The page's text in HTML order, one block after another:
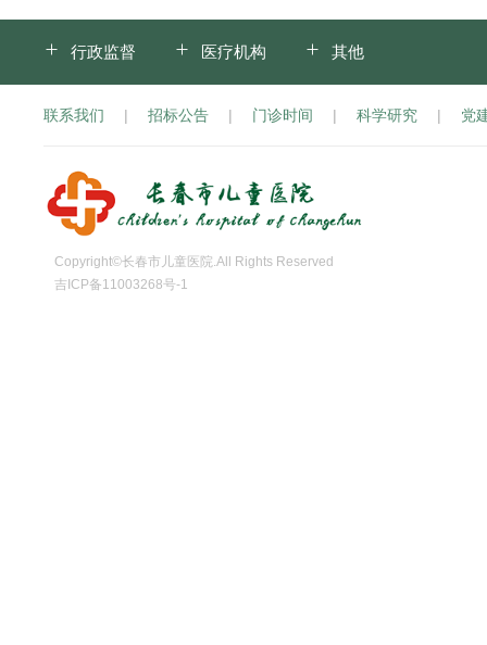
行政监督 医疗机构 其他
联系我们 | 招标公告 | 门诊时间 | 科学研究 | 党
Copyright©长春市儿童医院.All Rights Reserved
吉ICP备11003268号-1